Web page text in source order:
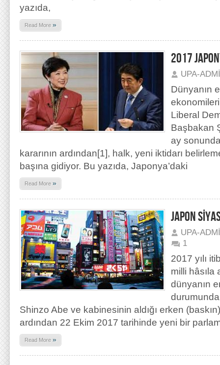
yazıda,
Read More »
2017
UPA-
Dünyanın
Liberal
Başbakan
ay
kararının ardından[1], halk, yeni iktidarı
başına gidiyor. Bu yazıda, Japonya’daki
Read More »
JAPON
UPA-
1
2017 yılı
milli hâsıla
dünyanın
Shinzo Abe ve kabinesinin aldığı erken
ardından 22 Ekim 2017 tarihinde yeni bir
Read More »